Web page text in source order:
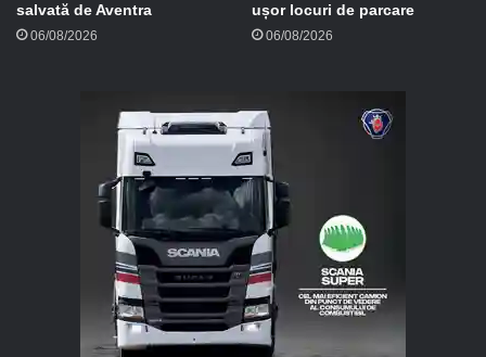
salvată de Aventra
06/08/2026
ușor locuri de parcare
06/08/2026